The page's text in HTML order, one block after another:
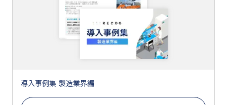
導入事例集 製造業界編